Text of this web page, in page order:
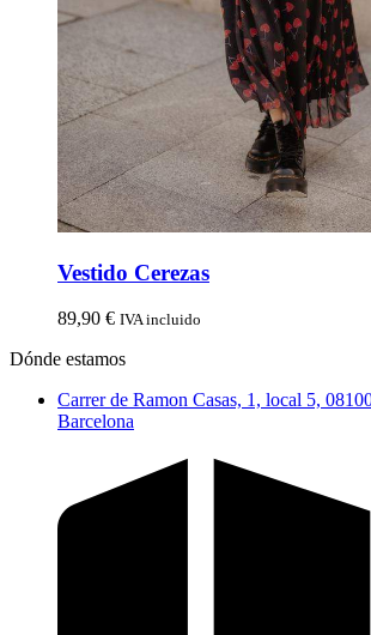
Vestido Cerezas
89,90 € IVA incluido
Dónde estamos
Carrer de Ramon Casas, 1, local 5,
Barcelona